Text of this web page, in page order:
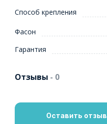
Способ крепления
Фасон
Гарантия
Отзывы - 0
Оставить отзыв